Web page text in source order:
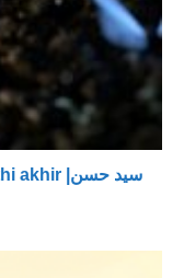
Munir Niazi | Sapny ki bhi hadh thi akhir |سید حسن